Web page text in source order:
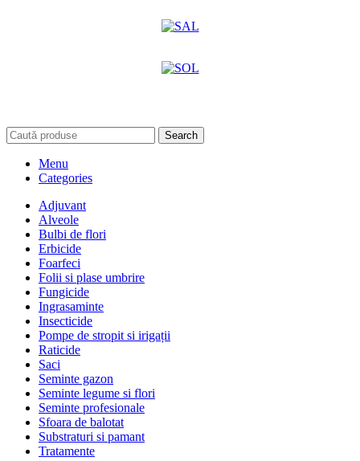
Search
Menu
Categories
Adjuvant
Alveole
Bulbi de flori
Erbicide
Foarfeci
Folii si plase umbrire
Fungicide
Ingrasaminte
Insecticide
Pompe de stropit si irigații
Raticide
Saci
Seminte gazon
Seminte legume si flori
Seminte profesionale
Sfoara de balotat
Substraturi si pamant
Tratamente